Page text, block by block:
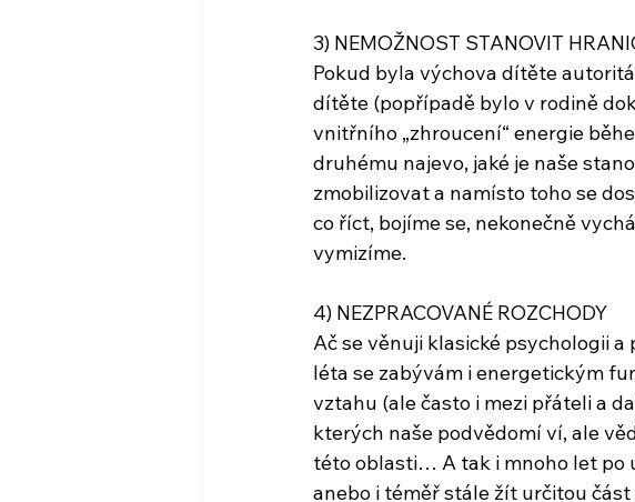
3) NEMOŽNOST STANOVIT
Pokud byla výchova dítěte
dítěte (popřípadě bylo v rodině
vnitřního „zhroucení“ energie
druhému najevo, jaké je naše
zmobilizovat a namísto toho se
co říct, bojíme se, nekonečně
vymizíme.
4) NEZPRACOVANÉ ROZCHODY
Ač se věnuji klasické psychologii
léta se zabývám i energetickým
vztahu (ale často i mezi přáteli a
kterých naše podvědomí ví, ale
této oblasti… A tak i mnoho let po
anebo i téměř stále žít určitou